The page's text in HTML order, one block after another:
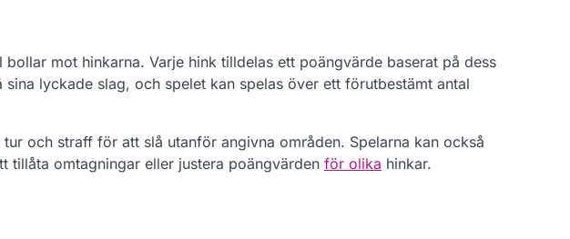
mot hinkarna. Varje hink tilldelas ett poängvärde baserat på dess
lyckade slag, och spelet kan spelas över ett förutbestämt antal
och straff för att slå utanför angivna områden. Spelarna kan också
tillåta omtagningar eller justera poängvärden för olika hinkar.